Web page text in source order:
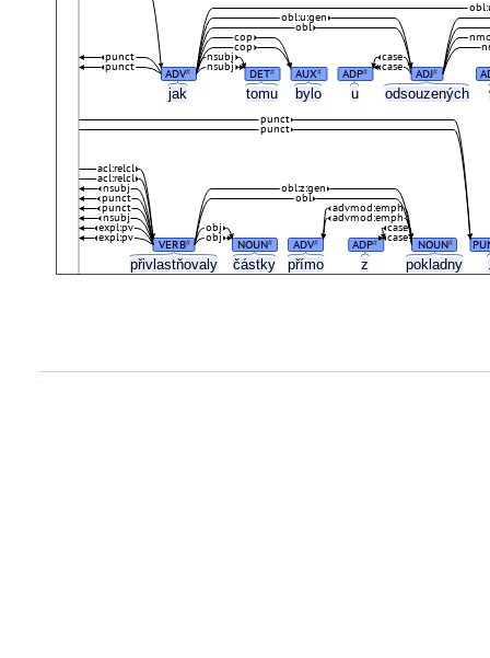
jak tomu bylo u odsouzených
přivlastňovaly částky přímo z pokladny
ADV# DET# AUX# ADP# ADJ#
punct
punct
nsubj
nsubj
case
case
cop
cop
obl
obl:u:gen
VERB# NOUN# ADV# ADP# NOUN#
case
case
expl:pv
expl:pv
obj
obj
advmod:emph
advmod:emph
nsubj
punct
punct
nsubj
acl:relcl
acl:relcl
obl
obl:z:gen
punct
punct
.